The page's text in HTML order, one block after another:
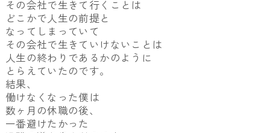
その会社で生きて行くことは
どこかで人生の前提と
なってしまっていて
その会社で生きていけないことは
人生の終わりであるかのように
とらえていたのです。
結果、
働けなくなった僕は
数ヶ月の休職の後、
一番避けたかった